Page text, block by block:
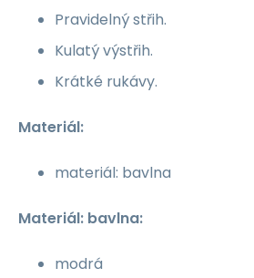
Pravidelný střih.
Kulatý výstřih.
Krátké rukávy.
Materiál:
materiál: bavlna
Materiál: bavlna:
modrá